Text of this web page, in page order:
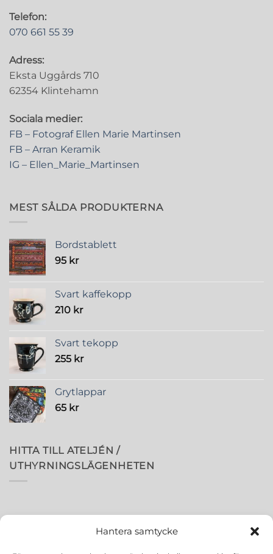
Hantera samtycke
Telefon:
070 661 55 39
Adress:
Eksta Uggårds 710
62354 Klintehamn
Sociala medier:
FB – Fotograf Ellen Marie Martinsen
FB – Arran Keramik
IG – Ellen_Marie_Martinsen
MEST SÅLDA PRODUKTERNA
Bordstablett
95 kr
Svart kaffekopp
210 kr
Svart tekopp
255 kr
Grytlappar
65 kr
HITTA TILL ATELJÉN /
UTHYRNINGSLÄGENHETEN